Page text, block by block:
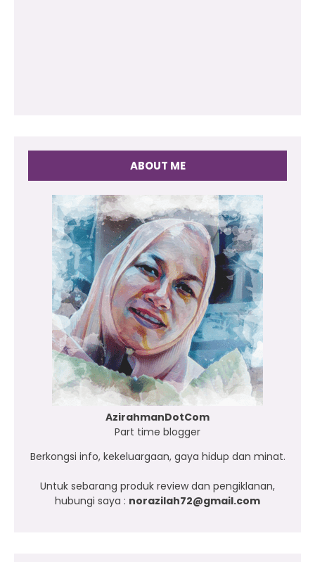
ABOUT ME
AzirahmanDotCom
Part time blogger
Berkongsi info, kekeluargaan, gaya hidup dan minat.
Untuk sebarang produk review dan pengiklanan,
hubungi saya : norazilah72@gmail.com